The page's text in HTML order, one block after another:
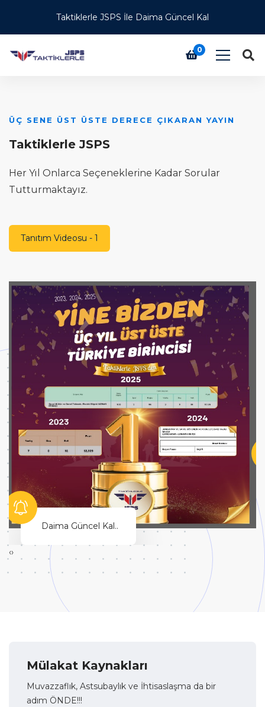
Taktiklerle JSPS İle Daima Güncel Kal
0
ÜÇ SENE ÜST ÜSTE DERECE ÇIKARAN YAYIN
Taktiklerle JSPS
Her Yıl Onlarca Seçeneklerine Kadar Sorular
Tutturmaktayız.
Tanıtım Videosu - 1
Daima Güncel Kal..
‹›
Mülakat Kaynakları
Muvazzaflık, Astsubaylık ve İhtisaslaşma da bir
adım ÖNDE!!!